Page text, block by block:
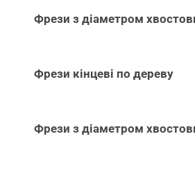
Фрези з діаметром
Фрези кінцеві по дереву
Фрези з діаметром